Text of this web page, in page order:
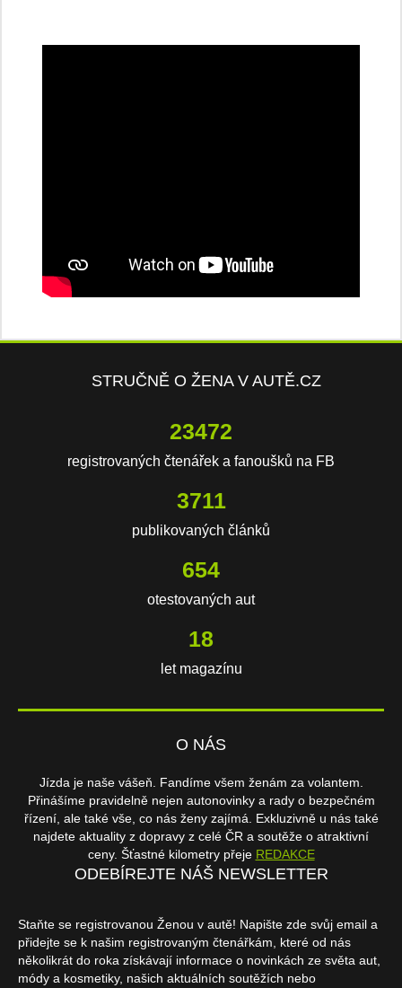
STRUČNĚ O ŽENA V AUTĚ.CZ
23472
registrovaných čtenářek a fanoušků na FB
3711
publikovaných článků
654
otestovaných aut
18
let magazínu
O NÁS
Jízda je naše vášeň. Fandíme všem ženám za volantem.
Přinášíme pravidelně nejen autonovinky a rady o bezpečném
řízení, ale také vše, co nás ženy zajímá. Exkluzivně u nás také
najdete aktuality z dopravy z celé ČR a soutěže o atraktivní
ceny. Šťastné kilometry přeje REDAKCE
ODEBÍREJTE NÁŠ NEWSLETTER
Staňte se registrovanou Ženou v autě! Napište zde svůj email a
přidejte se k našim registrovaným čtenářkám, které od nás
několikrát do roka získávají informace o novinkách ze světa aut,
módy a kosmetiky, našich aktuálních soutěžích nebo